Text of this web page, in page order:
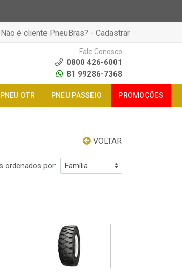
Não é cliente PneuBras? - Cadastrar
Fale Conosco
0800 426-6001
81 99286-7368
PNEU OTR PNEU PASSEIO PROMOÇÕES
VOLTAR
ordenados por: